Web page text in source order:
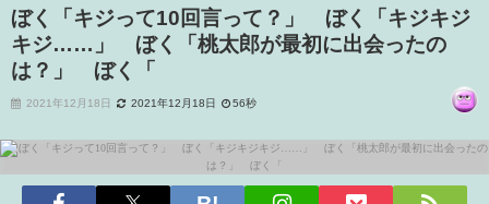
ぼく「キジって10回言って？」 ぼく「キジキジ
キジ……」 ぼく「桃太郎が最初に出会ったの
は？」 ぼく「
2021年12月18日 2021年12月18日 56秒